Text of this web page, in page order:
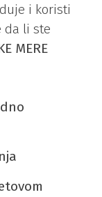
i koristi
da li ste
MERE